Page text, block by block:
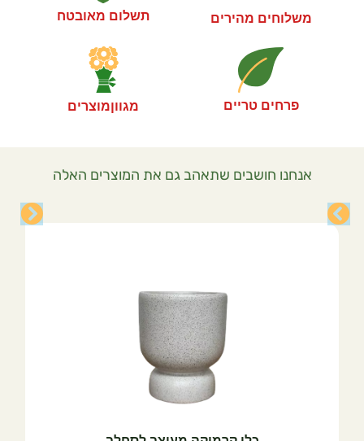
משלוחים מהירים תשלום מאובטח
פרחים טריים מגווןמוצרים
אנחנו חושבים שתאהב גם את המוצרים האלה